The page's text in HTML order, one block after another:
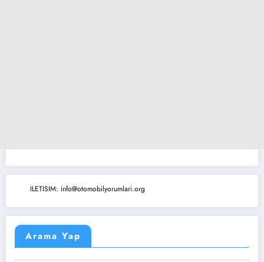
ILETISIM: info@otomobilyorumlari.org
Arama Yap